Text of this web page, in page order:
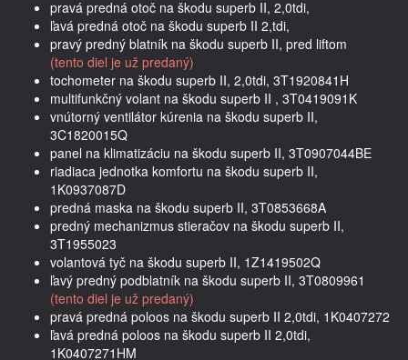
pravá predná otoč na škodu superb II, 2,0tdi,
ľavá predná otoč na škodu superb II 2,tdi,
pravý predný blatník na škodu superb II, pred liftom
(tento diel je už predaný)
tochometer na škodu superb II, 2,0tdi, 3T1920841H
multifunkčný volant na škodu superb II , 3T0419091K
vnútorný ventilátor kúrenia na škodu superb II,
3C1820015Q
panel na klimatizáciu na škodu superb II, 3T0907044BE
riadiaca jednotka komfortu na škodu superb II,
1K0937087D
predná maska na škodu superb II, 3T0853668A
predný mechanizmus stieračov na škodu superb II,
3T1955023
volantová tyč na škodu superb II, 1Z1419502Q
ľavý predný podblatník na škodu superb II, 3T0809961
(tento diel je už predaný)
pravá predná poloos na škodu superb II 2,0tdi, 1K0407272
ľavá predná poloos na škodu superb II 2,0tdi,
1K0407271HM